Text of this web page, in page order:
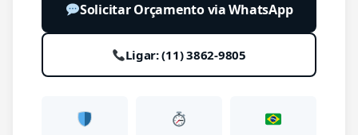
Solicitar Orçamento via WhatsApp
Ligar: (11) 3862-9805